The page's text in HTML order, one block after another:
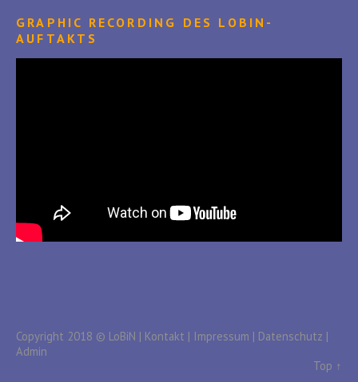
GRAPHIC RECORDING DES LOBIN-
AUFTAKTS
Copyright 2018 © LoBiN | Kontakt | Impressum | Datenschutz |
Admin
Top ↑